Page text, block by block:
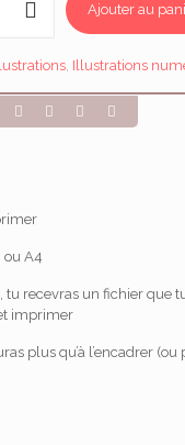
Ajouter au
, Illustrations
ou A4
tu recevras un fichier que
imprimer
plus qu’à l’encadrer